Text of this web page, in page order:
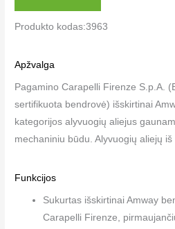
Produkto kodas:3963
Apžvalga
Pagamino Carapelli Firenze S.p.A.
sertifikuota bendrovė) išskirtinai
kategorijos alyvuogių aliejus
mechaniniu būdu. Alyvuogių aliejų
Funkcijos
Sukurtas išskirtinai Amway
Carapelli Firenze,